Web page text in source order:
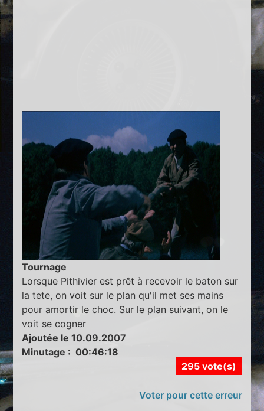
Tournage
Lorsque Pithivier est prêt à recevoir le baton sur
la tete, on voit sur le plan qu'il met ses mains
pour amortir le choc. Sur le plan suivant, on le
voit se cogner
Ajoutée le 10.09.2007
Minutage : 00:46:18
295 vote(s)
Voter pour cette erreur